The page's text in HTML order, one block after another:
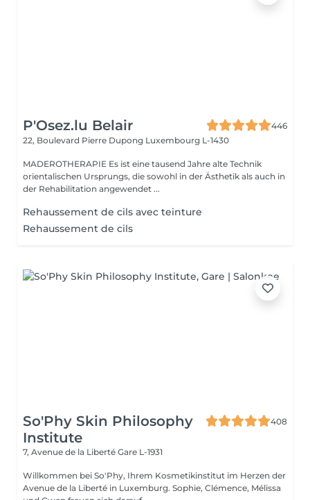
P'Osez.lu Belair
446
22, Boulevard Pierre Dupong Luxembourg L-1430
MADEROTHERAPIE Es ist eine tausend Jahre alte Technik
orientalischen Ursprungs, die sowohl in der Ästhetik als auch in
der Rehabilitation angewendet ...
Rehaussement de cils avec teinture
Rehaussement de cils
So'Phy Skin Philosophy
Institute
408
7, Avenue de la Liberté Gare L-1931
Willkommen bei So'Phy, Ihrem Kosmetikinstitut im Herzen der
Avenue de la Liberté in Luxemburg. Sophie, Clémence, Mélissa